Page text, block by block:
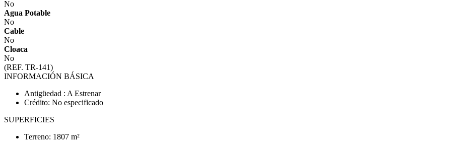
No
Agua Potable
No
Cable
No
Cloaca
No
(REF. TR-141)
INFORMACIÓN BÁSICA
Antigüedad : A Estrenar
Crédito: No especificado
SUPERFICIES
Terreno: 1807 m²